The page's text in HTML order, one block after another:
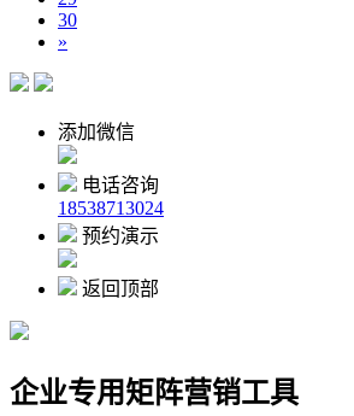
30
»
添加微信
电话咨询
18538713024
预约演示
返回顶部
企业专用矩阵营销工具